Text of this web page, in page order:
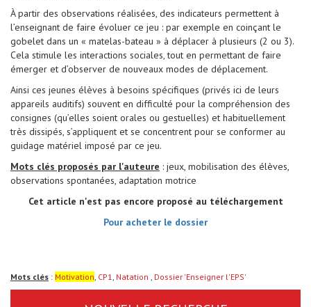
À partir des observations réalisées, des indicateurs permettent à
l’enseignant de faire évoluer ce jeu : par exemple en coinçant le
gobelet dans un « matelas-bateau » à déplacer à plusieurs (2 ou 3).
Cela stimule les interactions sociales, tout en permettant de faire
émerger et d’observer de nouveaux modes de déplacement.
Ainsi ces jeunes élèves à besoins spécifiques (privés ici de leurs
appareils auditifs) souvent en difficulté pour la compréhension des
consignes (qu’elles soient orales ou gestuelles) et habituellement
très dissipés, s’appliquent et se concentrent pour se conformer au
guidage matériel imposé par ce jeu.
Mots clés proposés par l'auteure : jeux, mobilisation des élèves,
observations spontanées, adaptation motrice
Cet article n'est pas encore proposé au téléchargement
Pour acheter le dossier
Mots clés : Motivation, CP1, Natation , Dossier 'Enseigner l'EPS'